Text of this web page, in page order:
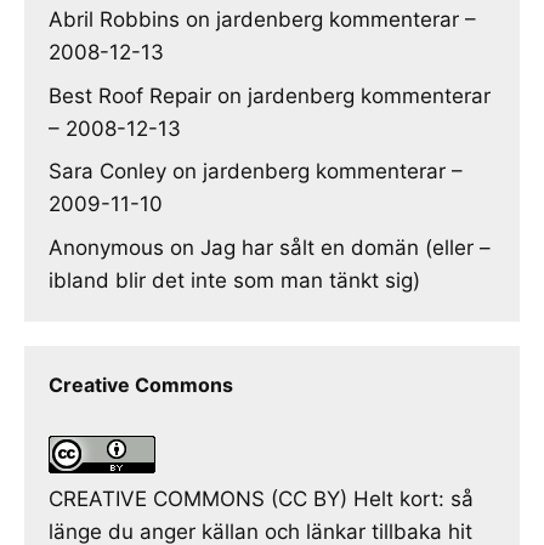
Abril Robbins on jardenberg kommenterar –
2008-12-13
Best Roof Repair on jardenberg kommenterar
– 2008-12-13
Sara Conley on jardenberg kommenterar –
2009-11-10
Anonymous on Jag har sålt en domän (eller –
ibland blir det inte som man tänkt sig)
Creative Commons
CREATIVE COMMONS (CC BY) Helt kort: så
länge du anger källan och länkar tillbaka hit